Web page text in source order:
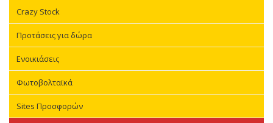
Crazy Stock
Προτάσεις για δώρα
Ενοικιάσεις
Φωτοβολταϊκά
Sites Προσφορών